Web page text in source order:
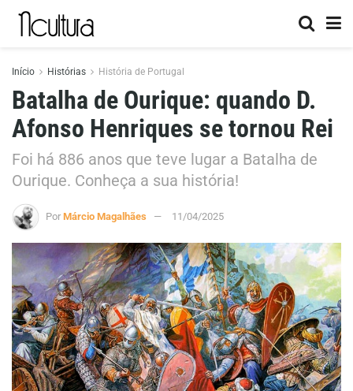
Início Histórias História de Portugal
Batalha de Ourique: quando D.
Afonso Henriques se tornou Rei
Foi há 886 anos que teve lugar a Batalha de
Ourique. Conheça a sua história!
Por Márcio Magalhães 11/04/2025